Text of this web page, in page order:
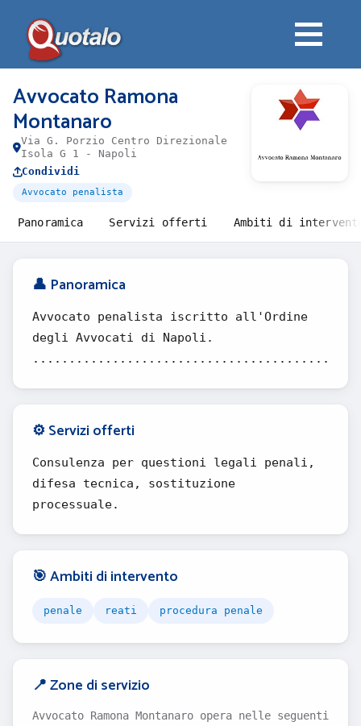
Avvocato Ramona
Montanaro
Via G. Porzio Centro Direzionale
Isola G 1 - Napoli
Condividi
Avvocato penalista
Panoramica Servizi offerti Ambiti di
👤 Panoramica
Avvocato penalista iscritto all'Ordine
degli Avvocati di Napoli.
.........................................
⚙️ Servizi offerti
Consulenza per questioni legali penali,
difesa tecnica, sostituzione
processuale.
🎯 Ambiti di intervento
penale reati procedura penale
📍 Zone di servizio
Avvocato Ramona Montanaro opera nelle seguenti